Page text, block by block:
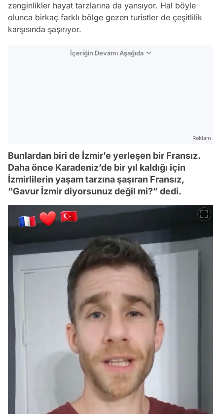
zenginlikler hayat tarzlarına da yansıyor. Hal böyle
olunca birkaç farklı bölge gezen turistler de çeşitlilik
karşısında şaşırıyor.
İçeriğin Devamı Aşağıda
Reklam
Bunlardan biri de İzmir’e yerleşen bir Fransız.
Daha önce Karadeniz’de bir yıl kaldığı için
İzmirlilerin yaşam tarzına şaşıran Fransız,
“Gavur İzmir diyorsunuz değil mi?” dedi.